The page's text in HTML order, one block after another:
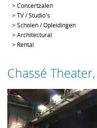
>Concertzalen
>TV / Studio's
>Scholen / Opleidingen
>Architectural
> Rental
Chassé